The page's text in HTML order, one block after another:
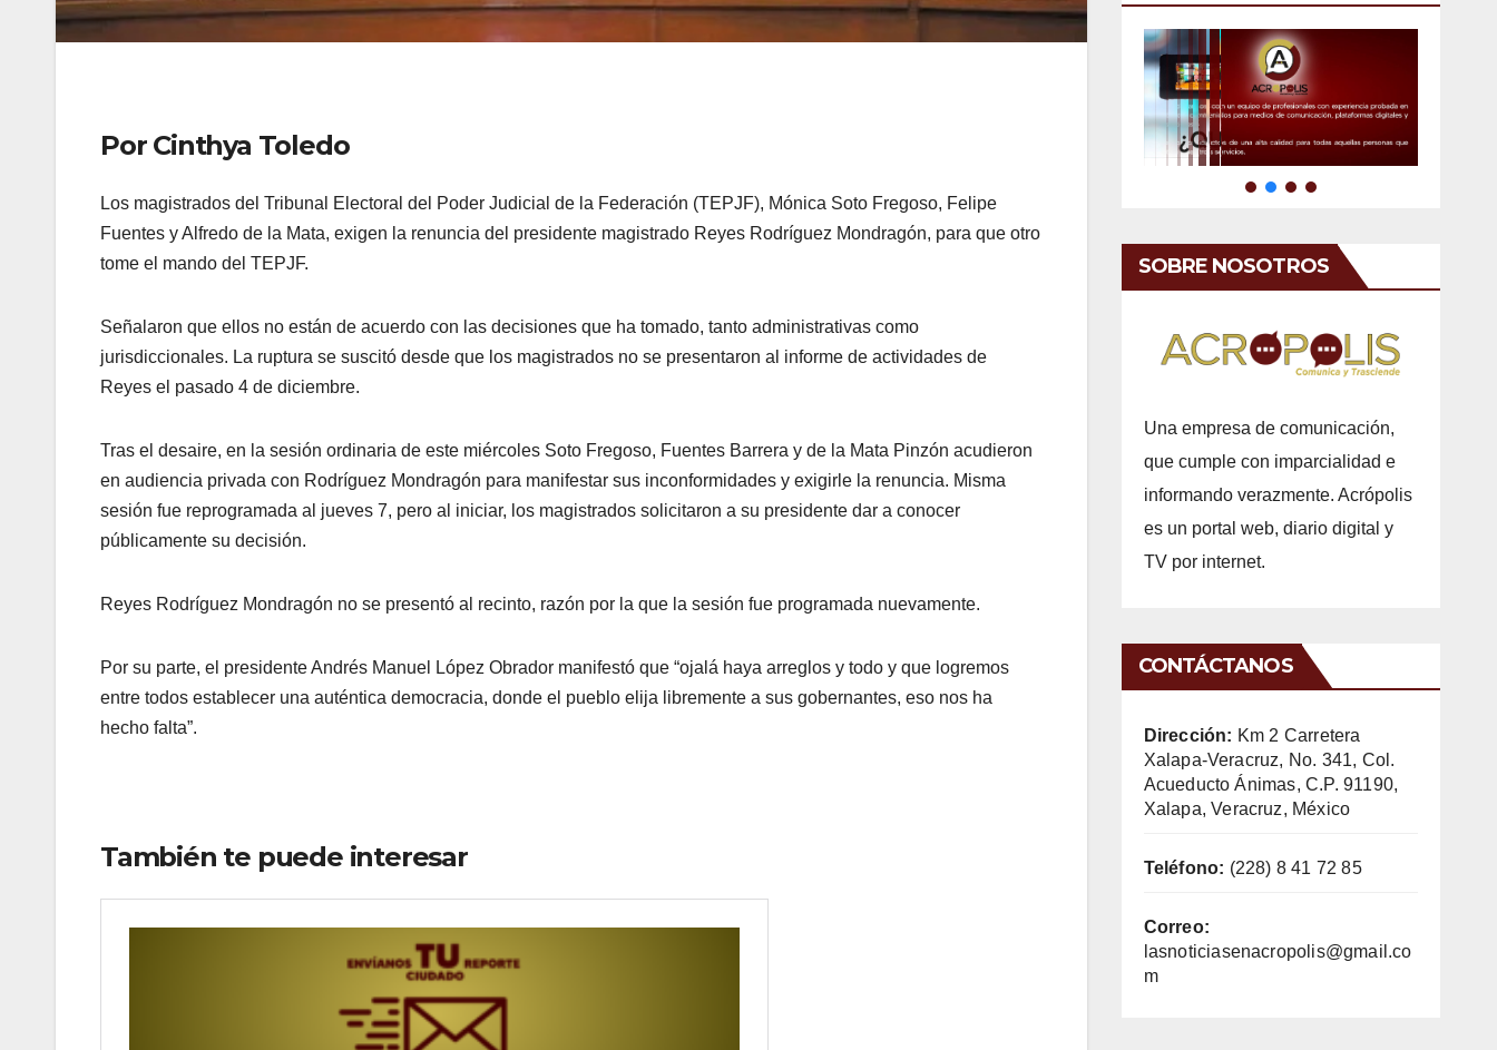
Por Cinthya Toledo
Los magistrados del Tribunal Electoral del Poder Judicial de la Federación (TEPJF), Mónica Soto Fregoso, Felipe
Fuentes y Alfredo de la Mata, exigen la renuncia del presidente magistrado Reyes Rodríguez Mondragón, para que otro
tome el mando del TEPJF.
Señalaron que ellos no están de acuerdo con las decisiones que ha tomado, tanto administrativas como
jurisdiccionales. La ruptura se suscitó desde que los magistrados no se presentaron al informe de actividades de
Reyes el pasado 4 de diciembre.
Tras el desaire, en la sesión ordinaria de este miércoles Soto Fregoso, Fuentes Barrera y de la Mata Pinzón acudieron
en audiencia privada con Rodríguez Mondragón para manifestar sus inconformidades y exigirle la renuncia. Misma
sesión fue reprogramada al jueves 7, pero al iniciar, los magistrados solicitaron a su presidente dar a conocer
públicamente su decisión.
Reyes Rodríguez Mondragón no se presentó al recinto, razón por la que la sesión fue programada nuevamente.
Por su parte, el presidente Andrés Manuel López Obrador manifestó que “ojalá haya arreglos y todo y que logremos
entre todos establecer una auténtica democracia, donde el pueblo elija libremente a sus gobernantes, eso nos ha
hecho falta”.
También te puede interesar
SOBRE NOSOTROS
Una empresa de comunicación,
que cumple con imparcialidad e
informando verazmente. Acrópolis
es un portal web, diario digital y
TV por internet.
CONTÁCTANOS
Dirección: Km 2 Carretera
Xalapa-Veracruz, No. 341, Col.
Acueducto Ánimas, C.P. 91190,
Xalapa, Veracruz, México
Teléfono: (228) 8 41 72 85
Correo:
lasnoticiasenacropolis@gmail.co
m